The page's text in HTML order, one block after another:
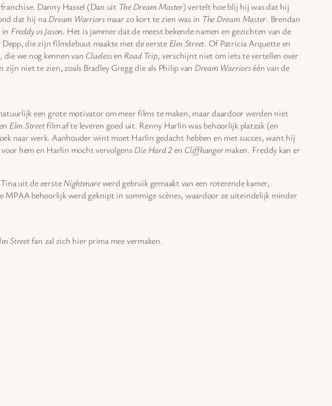
Danny Hassel (Dan uit The Dream Master) vertelt hoe blij hij was dat hij
dat hij naDream Warriorsmaar zo kort te zien was in The Dream Master. Brendan
Freddy vs Jason. Het is jammer dat de meest bekende namen en gezichten van de
die zijn filmdebuut maakte met de eerste Elm Street. Of Patricia Arquette en
we nog kennen van Cluelessen Road Trip, verschijnt niet om iets te vertellen over
zijn niet te zien, zoals Bradley Gregg die als Philip van Dream Warriorséén van de
een grote motivator om meer films te maken, maar daardoor werden niet
Elm Streetfilm af te leveren goed uit. Renny Harlin was behoorlijk platzak (en
naar werk. Aanhouder wint moet Harlin gedacht hebben en met succes, want hij
hem en Harlin mocht vervolgens Die Hard 2 en Cliffhangermaken. Freddy kan er
uit de eersteNightmarewerd gebruik gemaakt van een roterende kamer,
MPAA behoorlijk werd geknipt in sommige scènes, waardoor ze uiteindelijk minder
Streetfan zal zich hier prima mee vermaken.